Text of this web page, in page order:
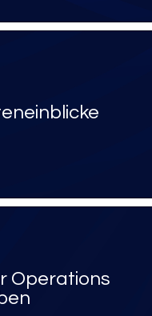
Operations